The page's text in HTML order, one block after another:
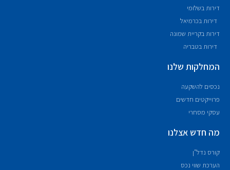
דירות בשלומי
דירות בכרמיאל
דירות בקריית שמונה
דירות בטבריה
המחלקות שלנו
נכסים להשקעה
פרוייקטים חדשים
עסקי מסחרי
מה חדש אצלנו
קורס נדל"ן
הערכת שווי נכס